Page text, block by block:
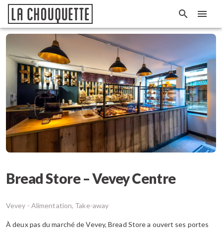
Bread Store – Vevey Centre
Vevey - Alimentation, Take-away
À deux pas du marché de Vevey, Bread Store a ouvert ses portes